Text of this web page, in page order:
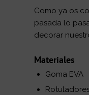
Como ya os
pasada lo
decorar
Materiales
Goma EVA